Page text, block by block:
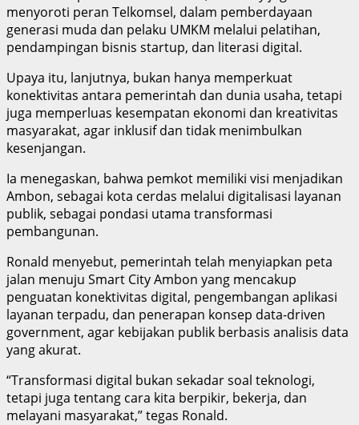
menyoroti peran Telkomsel, dalam pemberdayaan
generasi muda dan pelaku UMKM melalui pelatihan,
pendampingan bisnis startup, dan literasi digital.
Upaya itu, lanjutnya, bukan hanya memperkuat
konektivitas antara pemerintah dan dunia usaha, tetapi
juga memperluas kesempatan ekonomi dan kreativitas
masyarakat, agar inklusif dan tidak menimbulkan
kesenjangan.
Ia menegaskan, bahwa pemkot memiliki visi menjadikan
Ambon, sebagai kota cerdas melalui digitalisasi layanan
publik, sebagai pondasi utama transformasi
pembangunan.
Ronald menyebut, pemerintah telah menyiapkan peta
jalan menuju Smart City Ambon yang mencakup
penguatan konektivitas digital, pengembangan aplikasi
layanan terpadu, dan penerapan konsep data-driven
government, agar kebijakan publik berbasis analisis data
yang akurat.
“Transformasi digital bukan sekadar soal teknologi,
tetapi juga tentang cara kita berpikir, bekerja, dan
melayani masyarakat,” tegas Ronald.